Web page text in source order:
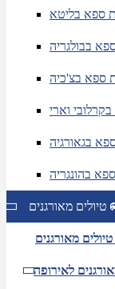
ספא בליטא
בבולגריה
ספא בצ'כיה
וארי
בגאורגיה
בהונגריה
🚌
לאירופה